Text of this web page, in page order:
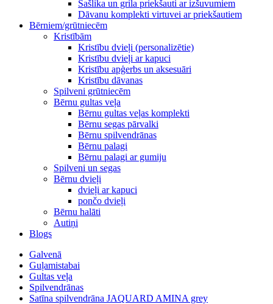
Šašlika un grila priekšauti ar izšuvumiem
Dāvanu komplekti virtuvei ar priekšautiem
Bērniem/grūtniecēm
Kristībām
Kristību dvieļi (personalizētie)
Kristību dvieļi ar kapuci
Kristību apģerbs un aksesuāri
Kristību dāvanas
Spilveni grūtniecēm
Bērnu gultas veļa
Bērnu gultas veļas komplekti
Bērnu segas pārvalki
Bērnu spilvendrānas
Bērnu palagi
Bērnu palagi ar gumiju
Spilveni un segas
Bērnu dvieļi
dvieļi ar kapuci
pončo dvieļi
Bērnu halāti
Autiņi
Blogs
Galvenā
Guļamistabai
Gultas veļa
Spilvendrānas
Satīna spilvendrāna JAQUARD AMINA grey